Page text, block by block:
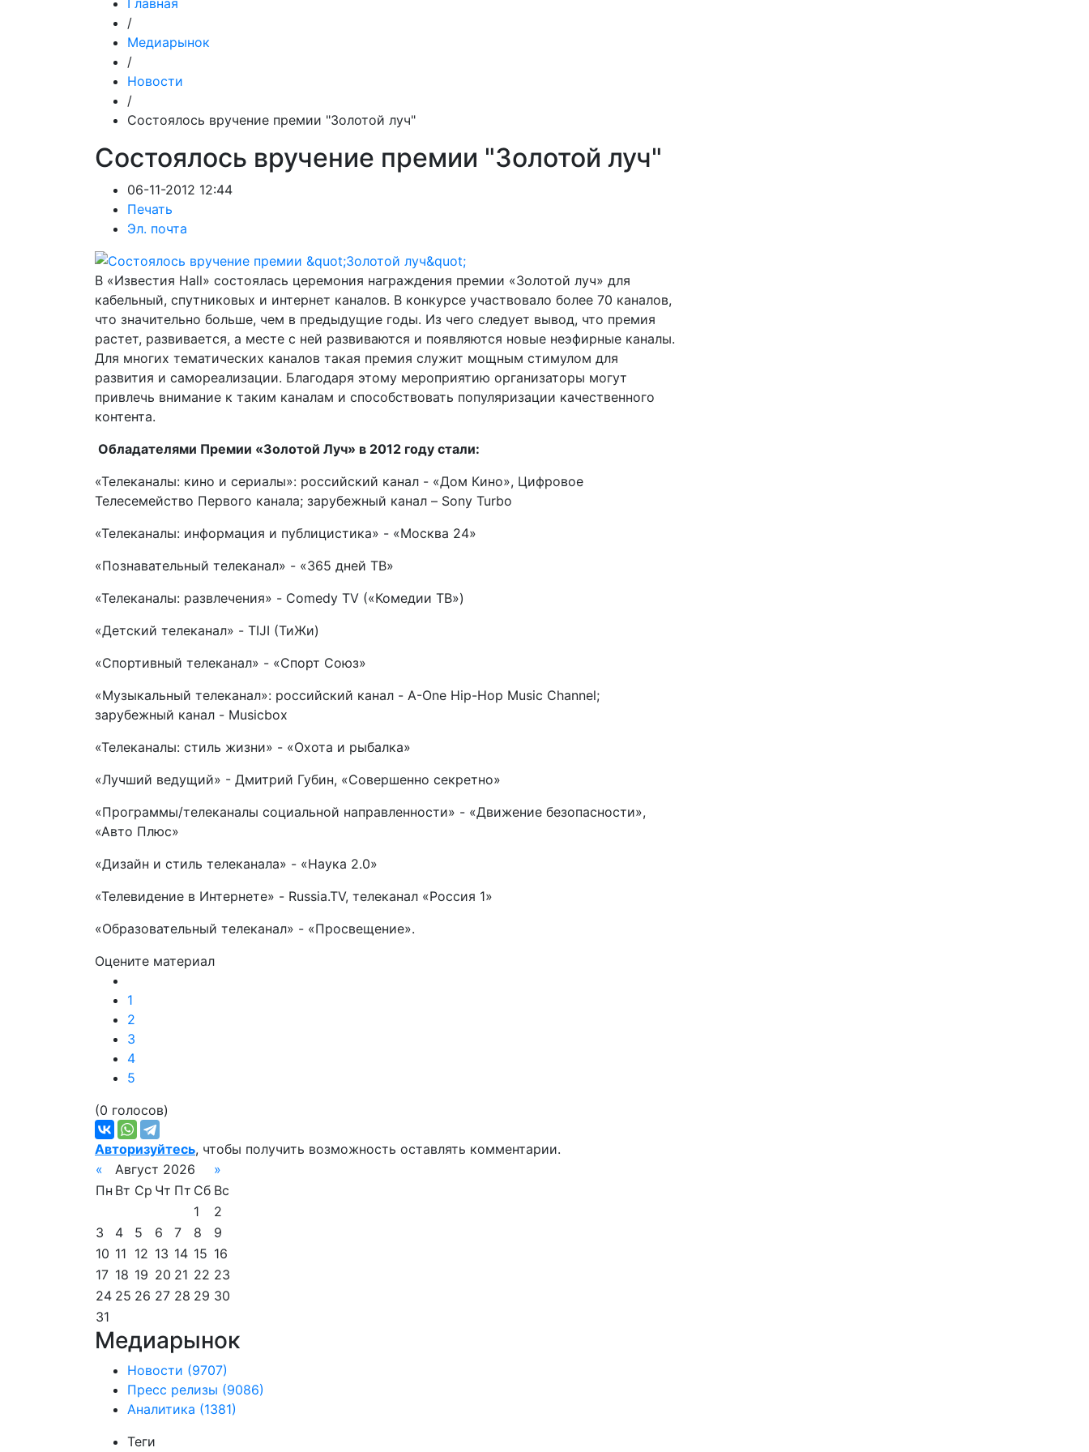
Главная
/
Медиарынок
/
Новости
/
Состоялось вручение премии "Золотой луч"
Состоялось вручение премии "Золотой луч"
06-11-2012 12:44
Печать
Эл. почта
В «Известия Hall» состоялась церемония награждения премии «Золотой луч» для
кабельный, спутниковых и интернет каналов. В конкурсе участвовало более 70 каналов,
что значительно больше, чем в предыдущие годы. Из чего следует вывод, что премия
растет, развивается, а месте с ней развиваются и появляются новые неэфирные каналы.
Для многих тематических каналов такая премия служит мощным стимулом для
развития и самореализации. Благодаря этому мероприятию организаторы могут
привлечь внимание к таким каналам и способствовать популяризации качественного
контента.
Обладателями Премии «Золотой Луч» в 2012 году стали:
«Телеканалы: кино и сериалы»: российский канал - «Дом Кино», Цифровое
Телесемейство Первого канала; зарубежный канал – Sony Turbo
«Телеканалы: информация и публицистика» - «Москва 24»
«Познавательный телеканал» - «365 дней ТВ»
«Телеканалы: развлечения» - Comedy TV («Комедии ТВ»)
«Детский телеканал» - TIJI (ТиЖи)
«Спортивный телеканал» - «Спорт Союз»
«Музыкальный телеканал»: российский канал - A-One Hip-Hop Music Channel;
зарубежный канал - Musicbox
«Телеканалы: стиль жизни» - «Охота и рыбалка»
«Лучший ведущий» - Дмитрий Губин, «Совершенно секретно»
«Программы/телеканалы социальной направленности» - «Движение безопасности»,
«Авто Плюс»
«Дизайн и стиль телеканала» - «Наука 2.0»
«Телевидение в Интернете» - Russia.TV, телеканал «Россия 1»
«Образовательный телеканал» - «Просвещение».
Оцените материал
1
2
3
4
5
(0 голосов)
Авторизуйтесь, чтобы получить возможность оставлять комментарии.
«
Август 2026
»
Пн Вт Ср Чт Пт Сб Вс
1
2
3
4 5 6 7 8
9
10 11 12 13 14 15 16
17 18 19 20 21 22 23
24 25 26 27 28 29 30
31
Медиарынок
Новости (9707)
Пресс релизы (9086)
Аналитика (1381)
Теги